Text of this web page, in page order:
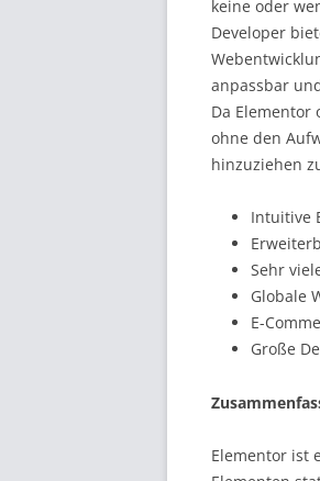
keine oder
Developer
anpassbar
Da Elementor
ohne den
hinzuziehen
Intuitive
Sehr
Globale
E-
Große
Elementor ist